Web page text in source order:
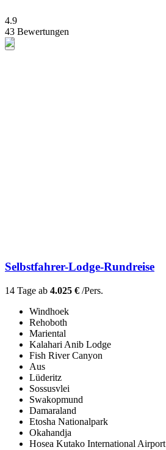
4.9
43 Bewertungen
Selbstfahrer-Lodge-Rundreise
14 Tage ab 4.025 € /Pers.
Windhoek
Rehoboth
Mariental
Kalahari Anib Lodge
Fish River Canyon
Aus
Lüderitz
Sossusvlei
Swakopmund
Damaraland
Etosha Nationalpark
Okahandja
Hosea Kutako International Airport